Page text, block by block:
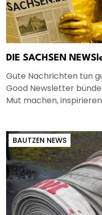
DIE SACHSEN
Gute Nachrichten tun
Good Newsletter
Mut machen, inspirieren
BAUTZEN NEWS